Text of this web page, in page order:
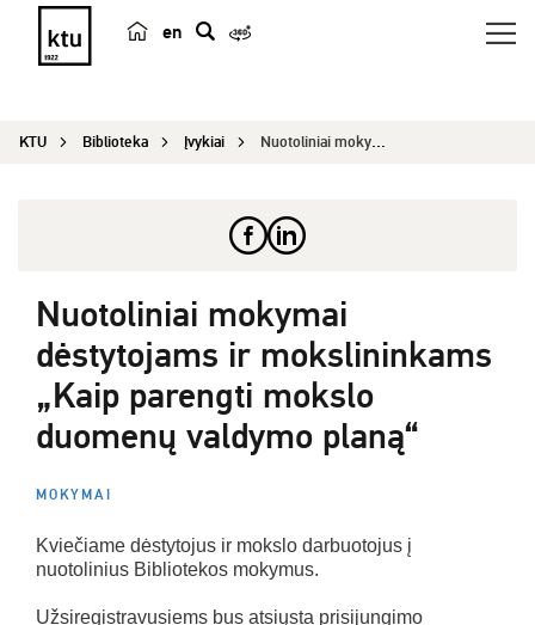
en
e
KTU Biblioteka Įvykiai Nuotoliniai mokymai dėstytojams ir mokslininkams...
Nuotoliniai mokymai
dėstytojams ir mokslininkams
„Kaip parengti mokslo
duomenų valdymo planą“
MOKYMAI
Kviečiame dėstytojus ir mokslo darbuotojus į
nuotolinius Bibliotekos mokymus.
Užsiregistravusiems bus atsiųsta prisijungimo